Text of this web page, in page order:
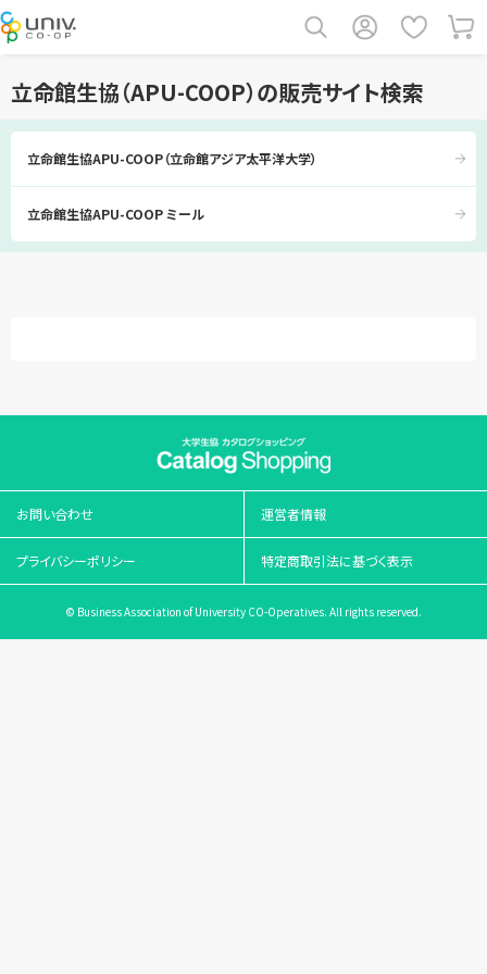
立命館生協（APU-COOP）の販売サイト検索
立命館生協APU-COOP（立命館アジア太平洋大学）
立命館生協APU-COOP ミール
お問い合わせ 運営者情報
プライバシーポリシー 特定商取引法に基づく表示
© Business Association of University CO-Operatives. All rights reserved.